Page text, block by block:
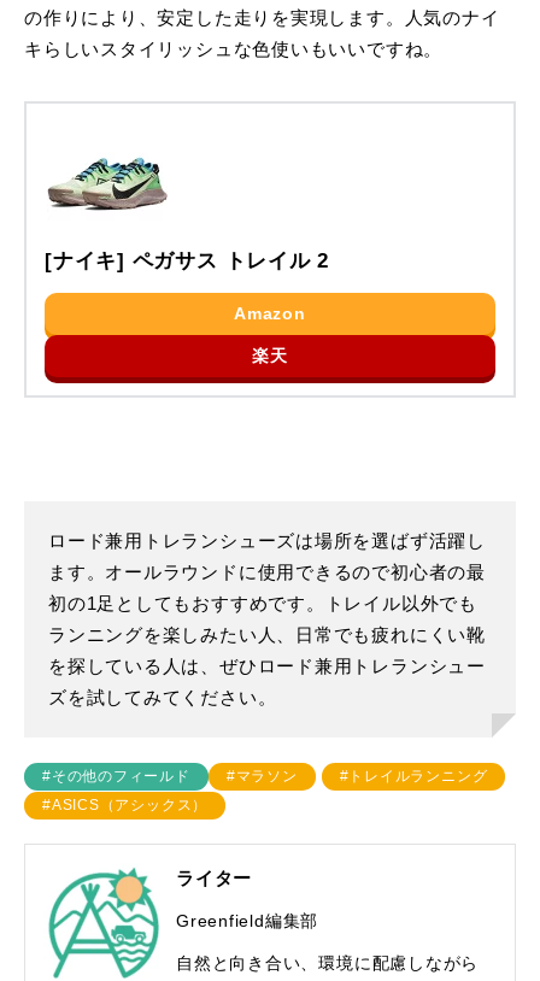
の作りにより、安定した走りを実現します。人気のナイ
キらしいスタイリッシュな色使いもいいですね。
[ナイキ] ペガサス トレイル 2
Amazon
楽天
ロード兼用トレランシューズは場所を選ばず活躍し
ます。オールラウンドに使用できるので初心者の最
初の1足としてもおすすめです。トレイル以外でも
ランニングを楽しみたい人、日常でも疲れにくい靴
を探している人は、ぜひロード兼用トレランシュー
ズを試してみてください。
#その他のフィールド #マラソン
#トレイルランニング
#ASICS（アシックス）
ライター
Greenfield編集部
自然と向き合い、環境に配慮しながら